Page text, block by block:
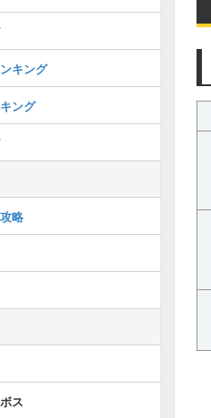
キング
ング
略
ス